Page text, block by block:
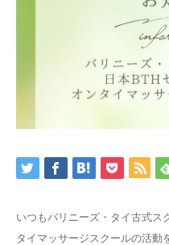
いつもバリニーズ・タイ古式ス
タイマッサージスクールの活動
FAQページ
特商法